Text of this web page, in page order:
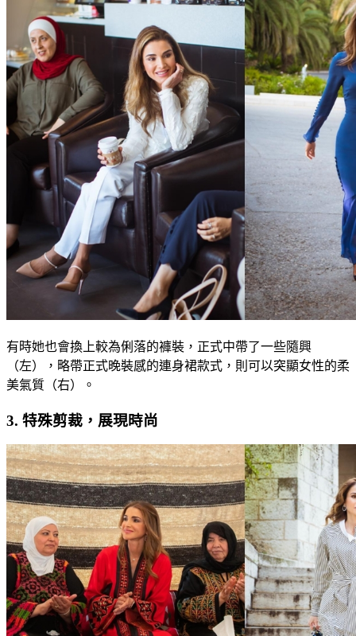
有時她也會換上較為俐落的褲裝，正式中帶了一些隨興
（左），略帶正式晚裝感的連身裙款式，則可以突顯女性的柔
美氣質（右）。
3. 特殊剪裁，展現時尚